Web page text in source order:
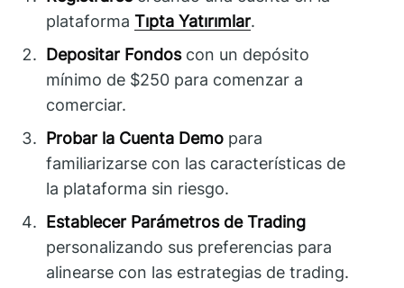
plataformaTıpta Yatırımlar.
Depositar Fondoscon un depósito
mínimo de $250 para comenzar a
comerciar.
Probar la Cuenta Demo para
familiarizarse con las características de
la plataforma sin riesgo.
Establecer Parámetros de Trading
personalizando sus preferencias para
alinearse con las estrategias de trading.